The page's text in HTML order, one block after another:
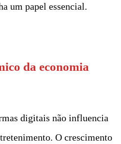
um papel essencial.
da economia
digitais não influencia
O crescimento